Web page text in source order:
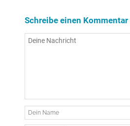
Schreibe einen